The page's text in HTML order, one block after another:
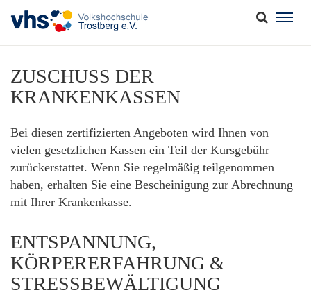
ZUSCHUSS DER
KRANKENKASSEN
Bei diesen zertifizierten Angeboten wird Ihnen von
vielen gesetzlichen Kassen ein Teil der Kursgebühr
zurückerstattet. Wenn Sie regelmäßig teilgenommen
haben, erhalten Sie eine Bescheinigung zur Abrechnung
mit Ihrer Krankenkasse.
ENTSPANNUNG,
KÖRPERERFAHRUNG &
STRESSBEWÄLTIGUNG